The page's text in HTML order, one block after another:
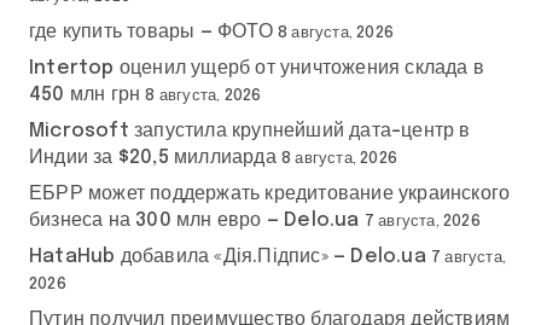
где купить товары — ФОТО 8 августа, 2026
Intertop оценил ущерб от уничтожения склада в
450 млн грн 8 августа, 2026
Microsoft запустила крупнейший дата-центр в
Индии за $20,5 миллиарда 8 августа, 2026
ЕБРР может поддержать кредитование украинского
бизнеса на 300 млн евро — Delo.ua 7 августа, 2026
HataHub добавила «Дія.Підпис» — Delo.ua 7 августа,
2026
Путин получил преимущество благодаря действиям